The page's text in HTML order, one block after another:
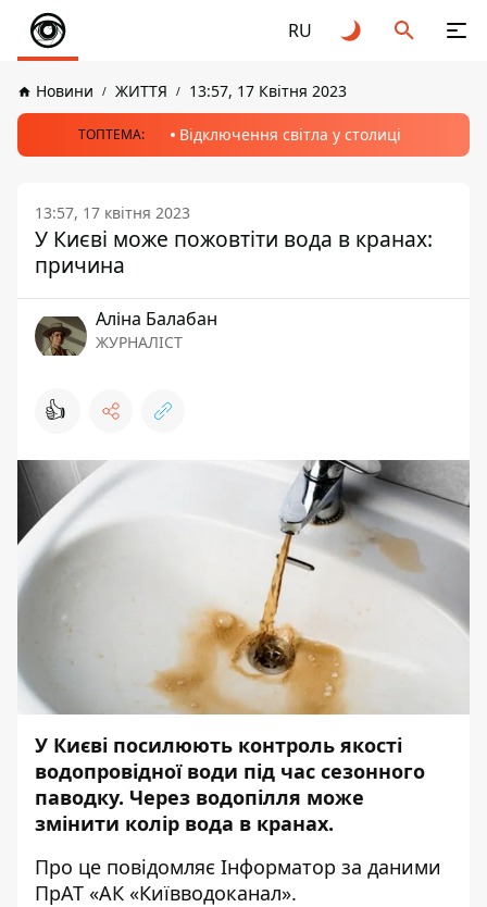
RU
Новини ЖИТТЯ 13:57, 17 Квітня 2023
ТОПТЕМА: Відключення світла у столиці
13:57, 17 квітня 2023
У Києві може пожовтіти вода в кранах:
причина
Аліна Балабан
ЖУРНАЛІСТ
👍
У Києві посилюють контроль якості
водопровідної води під час сезонного
паводку. Через водопілля може
змінити колір вода в кранах.
Про це повідомляє Інформатор за даними
ПрАТ «АК «Київводоканал».